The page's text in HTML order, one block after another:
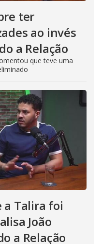
ter
ao invés
a Relação
que teve uma
a Talira foi
João
a Relação